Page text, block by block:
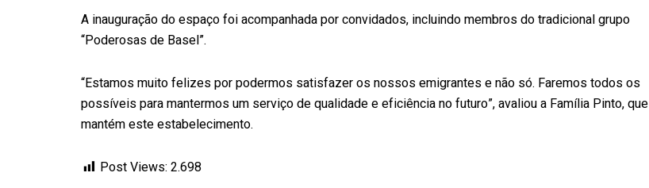
A inauguração do espaço foi acompanhada por convidados, incluindo membros do tradicional grupo
“Poderosas de Basel”.
“Estamos muito felizes por podermos satisfazer os nossos emigrantes e não só. Faremos todos os
possíveis para mantermos um serviço de qualidade e eficiência no futuro”, avaliou a Família Pinto, que
mantém este estabelecimento.
Post Views: 2.698